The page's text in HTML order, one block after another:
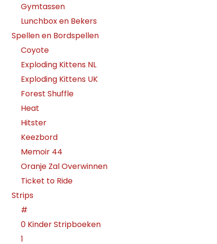
Gymtassen
Lunchbox en Bekers
Spellen en Bordspellen
Coyote
Exploding Kittens NL
Exploding Kittens UK
Forest Shuffle
Heat
Hitster
Keezbord
Memoir 44
Oranje Zal Overwinnen
Ticket to Ride
Strips
#
0 Kinder Stripboeken
1